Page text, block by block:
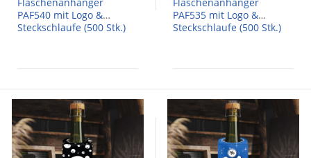
PAF540 mit Logo &
Steckschlaufe (500 Stk.)
PAF535 mit Logo &
Steckschlaufe (500 Stk.)